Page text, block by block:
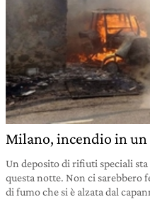
Milano, incendio in
Un deposito di rifiuti speciali
questa notte. Non ci sarebbero
di fumo che si è alzata dal